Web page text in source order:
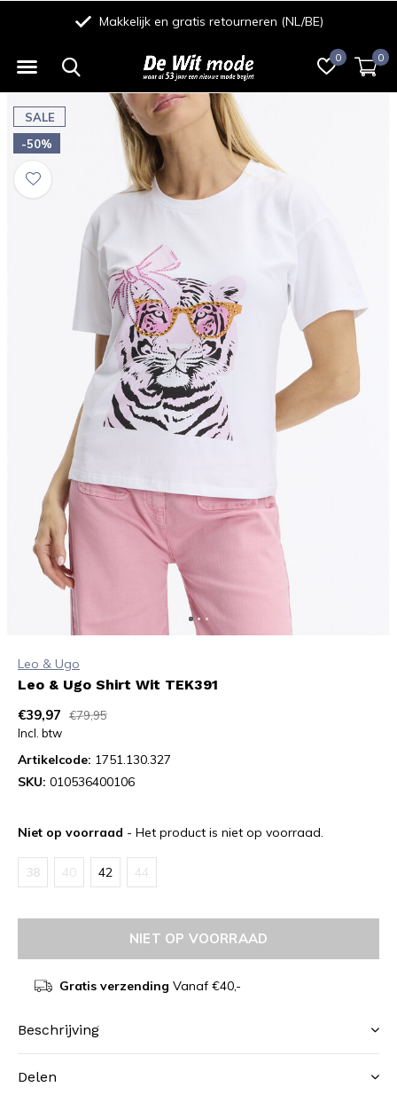
0 0
Makkelijk en gratis retourneren (NL/BE)
SALE
-50%
Leo & Ugo
Leo & Ugo Shirt Wit TEK391
€39,97
€79,95
Incl. btw
Artikelcode: 1751.130.327
SKU: 010536400106
Niet op voorraad - Het product is niet op voorraad.
38 40 42 44
NIET OP VOORRAAD
Gratis verzending Vanaf €40,-
Beschrijving
Delen